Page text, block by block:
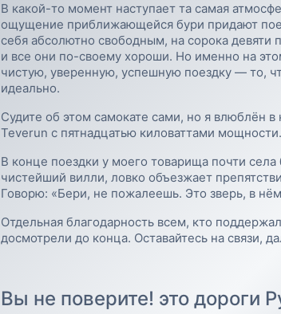
В какой-то момент наступает та самая
ощущение приближающейся бури придают
себя абсолютно свободным, на сорока
и все они по-своему хороши. Но именно на
чистую, уверенную, успешную поездку — то,
идеально.
Судите об этом самокате сами, но я влюблён
Teverun с пятнадцатью киловаттами
В конце поездки у моего товарища почти
чистейший вилли, ловко объезжает
Говорю: «Бери, не пожалеешь. Это зверь, в
Отдельная благодарность всем, кто
досмотрели до конца. Оставайтесь на связи,
Вы не поверите! это